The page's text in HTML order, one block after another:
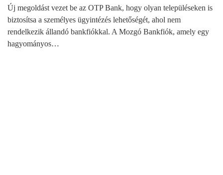
Új megoldást vezet be az OTP Bank, hogy olyan településeken is
biztosítsa a személyes ügyintézés lehetőségét, ahol nem
rendelkezik állandó bankfiókkal. A Mozgó Bankfiók, amely egy
hagyományos…